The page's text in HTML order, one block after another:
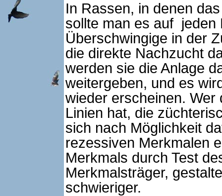
In Rassen, in denen
sollte man es auf jeden
Überschwingige in der
die direkte Nachzucht
werden sie die Anlage
weitergeben, und es
wieder erscheinen. Wer
Linien hat, die
sich nach Möglichkeit
rezessiven Merkmalen
Merkmals durch Test
Merkmalsträger,
schwieriger.